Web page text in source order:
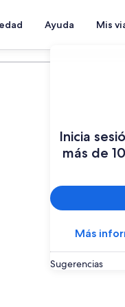
Ayuda Mis
Inicia
más de
Más
Sugerencias